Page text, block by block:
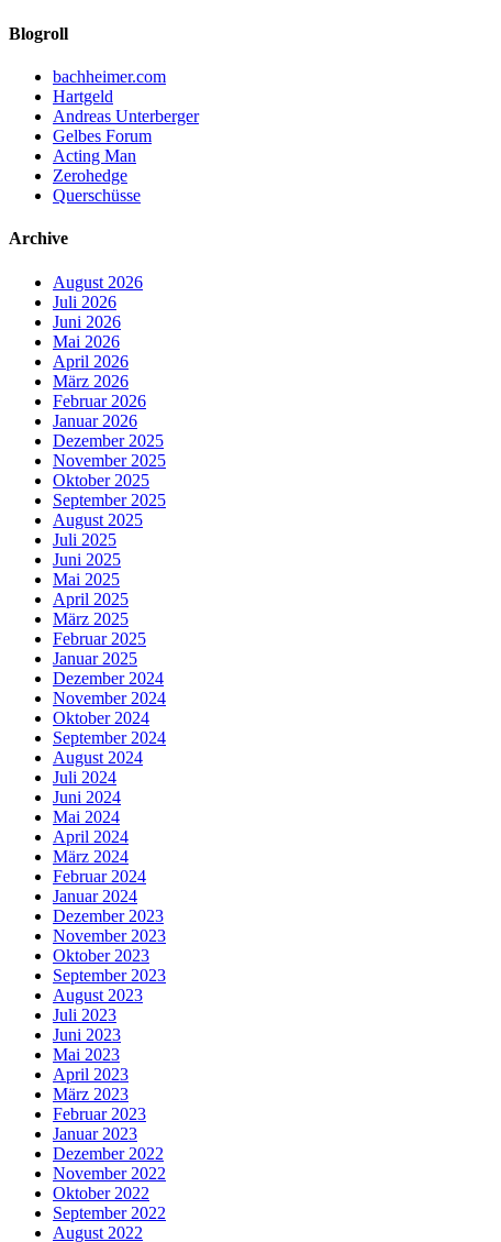
Blogroll
bachheimer.com
Hartgeld
Andreas Unterberger
Gelbes Forum
Acting Man
Zerohedge
Querschüsse
Archive
August 2026
Juli 2026
Juni 2026
Mai 2026
April 2026
März 2026
Februar 2026
Januar 2026
Dezember 2025
November 2025
Oktober 2025
September 2025
August 2025
Juli 2025
Juni 2025
Mai 2025
April 2025
März 2025
Februar 2025
Januar 2025
Dezember 2024
November 2024
Oktober 2024
September 2024
August 2024
Juli 2024
Juni 2024
Mai 2024
April 2024
März 2024
Februar 2024
Januar 2024
Dezember 2023
November 2023
Oktober 2023
September 2023
August 2023
Juli 2023
Juni 2023
Mai 2023
April 2023
März 2023
Februar 2023
Januar 2023
Dezember 2022
November 2022
Oktober 2022
September 2022
August 2022